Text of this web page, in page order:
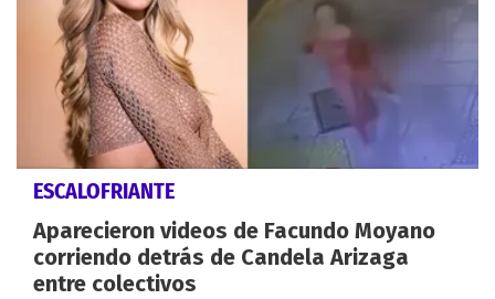
ESCALOFRIANTE
Aparecieron videos de Facundo Moyano
corriendo detrás de Candela Arizaga
entre colectivos